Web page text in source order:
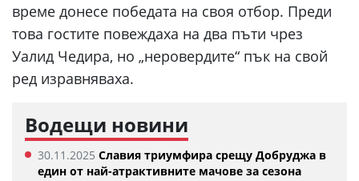
време донесе победата на своя отбор. Преди
това гостите повеждаха на два пъти чрез
Уалид Чедира, но „неровердите“ пък на свой
ред изравняваха.
Водещи новини
30.11.2025 Славия триумфира срещу Добруджа в
един от най-атрактивните мачове за сезона